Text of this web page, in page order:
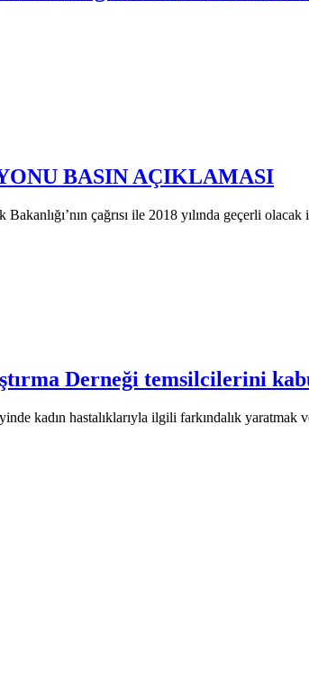
BASIN AÇIKLAMASI
çağrısı ile 2018 yılında geçerli
Derneği temsilcilerini
kadın hastalıklarıyla ilgili farkındalık yaratmak